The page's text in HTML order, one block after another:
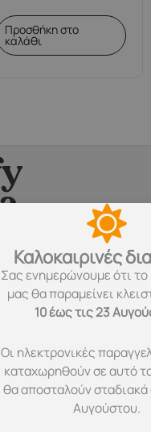
Προσθήκη στο
καλάθι
Καλοκαιρινές
Σας ενημερώνουμε ότι
μας θα παραμείνει
10 έως τις 23
Οι ηλεκτρονικές
καταχωρηθούν σε αυτό
θα αποσταλούν σταδιακά
Αυγούστου.